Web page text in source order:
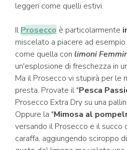
leggeri come quelli estivi.
IlProsecco è particolarmente
miscelato a piacere ad
come quella con limoni
un'esplosione di freschezza in
Ma il Prosecco vi stupirà per le
presta. Provate il "Pesca
Prosecco Extra Dry su una
Oppure la "Mimosa al
versando il Prosecco e il succo
caraffa, aggiungendo sciroppo